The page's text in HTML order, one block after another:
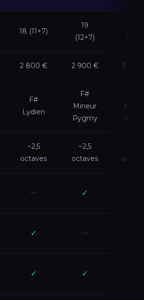
18 (11+7)
19
(12+7)
2 800 € 2 900 € 3
F#
Lydien
F#
Mineur
Pygmy
~2,5
octaves
~2,5
octaves
— ✓
✓ —
✓ ✓